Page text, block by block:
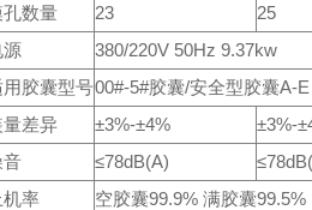
孔数量
23 25
源
380/220V 50Hz 9.37kw
用胶囊型号00#-5#胶囊/安全型胶囊A-E
量差异
±3%-±4% ±3%-
音
≤78dB(A)
机率
空胶囊99.9% 满胶囊99.5%